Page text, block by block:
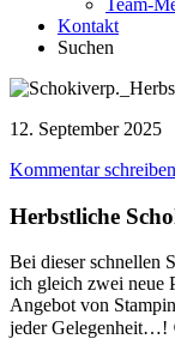
Team-
Kontakt
Suchen
12. September 2025
Kommentar schreiben
Herbstliche
Bei dieser schnellen
ich gleich zwei neue
Angebot von
jeder Gelegenheit…!